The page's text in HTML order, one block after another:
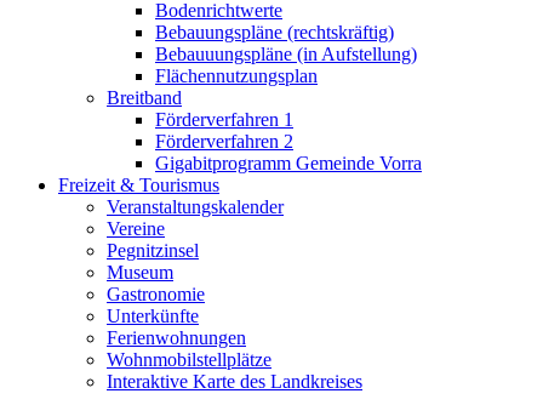
Bodenrichtwerte
Bebauungspläne (rechtskräftig)
Bebauuungspläne (in Aufstellung)
Flächennutzungsplan
Breitband
Förderverfahren 1
Förderverfahren 2
Gigabitprogramm Gemeinde Vorra
Freizeit & Tourismus
Veranstaltungskalender
Vereine
Pegnitzinsel
Museum
Gastronomie
Unterkünfte
Ferienwohnungen
Wohnmobilstellplätze
Interaktive Karte des Landkreises